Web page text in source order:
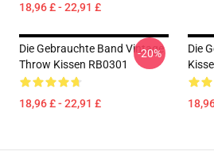
18,96 £ - 22,91 £
Die Gebrauchte Band Vintage
Throw Kissen RB0301
18,96 £ - 22,91 £
-20%
Die